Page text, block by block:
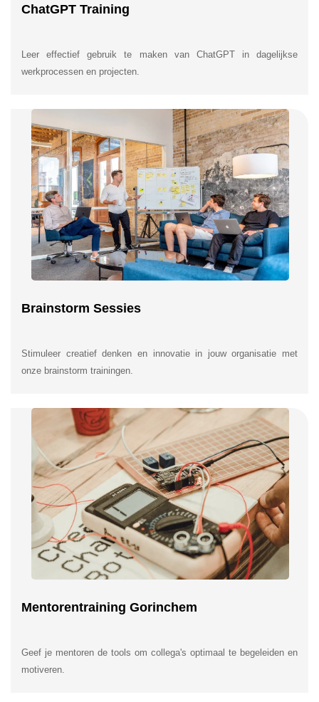
ChatGPT Training
Leer effectief gebruik te maken van ChatGPT in dagelijkse
werkprocessen en projecten.
Brainstorm Sessies
Stimuleer creatief denken en innovatie in jouw organisatie met
onze brainstorm trainingen.
Mentorentraining Gorinchem
Geef je mentoren de tools om collega's optimaal te begeleiden en
motiveren.